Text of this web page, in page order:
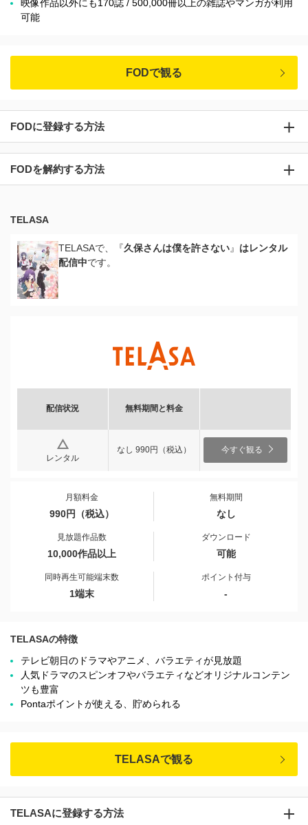
映像作品以外にも170誌 / 500,000冊以上の雑誌やマンガが利用
可能
FODで観る
FODに登録する方法
FODを解約する方法
TELASA
TELASAで、『久保さんは僕を許さない』 はレンタル
配信中です。
配信状況 無料期間と料金
レンタル
なし 990円（税込） 今すぐ観る
月額料金
990円（税込）
無料期間
なし
見放題作品数
10,000作品以上
ダウンロード
可能
同時再生可能端末数
1端末
ポイント付与
-
TELASAの特徴
テレビ朝日のドラマやアニメ、バラエティが見放題
人気ドラマのスピンオフやバラエティなどオリジナルコンテン
ツも豊富
Pontaポイントが使える、貯められる
TELASAで観る
TELASAに登録する方法